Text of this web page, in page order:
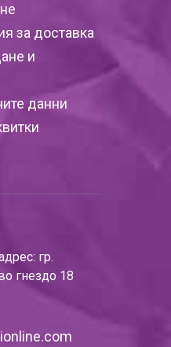
за доставка
и
данни
гр.
гнездо 18